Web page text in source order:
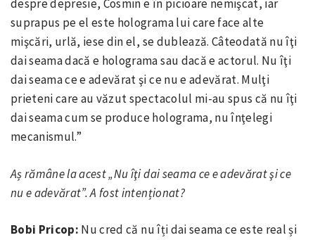
despre depresie, Cosmin e în picioare nemişcat, iar
suprapus pe el este holograma lui care face alte
mişcări, urlă, iese din el, se dublează. Câteodată nu îţi
dai seama dacă e holograma sau dacă e actorul. Nu îţi
dai seama ce e adevărat şi ce nu e adevărat. Mulţi
prieteni care au văzut spectacolul mi-au spus că nu îţi
dai seama cum se produce holograma, nu înţelegi
mecanismul.”
Aș rămâne la acest „Nu îţi dai seama ce e adevărat şi ce
nu e adevărat”. A fost intenționat?
Bobi Pricop: Nu cred că nu îți dai seama ce este real și